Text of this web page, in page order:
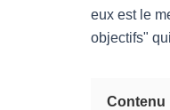
eux est le
objectifs"
Contenu